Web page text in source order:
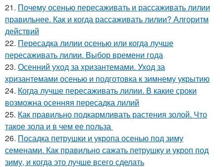
21. Почему осенью пересаживать и рассаживать лилии
правильнее. Как и когда рассаживать лилии? Алгоритм
действий
22. Пересадка лилии осенью или когда лучше
пересаживать лилии. Выбор времени года
23. Осенний уход за хризантемами. Уход за
хризантемами осенью и подготовка к зимнему укрытию
24. Когда лучше пересаживать лилии. В какие сроки
возможна осенняя пересадка лилий
25. Как правильно подкармливать растения золой. Что
такое зола и в чем ее польза
26. Посадка петрушки и укропа осенью под зиму
семенами. Как правильно сажать петрушку и укроп под
зиму, и когда это лучше всего сделать